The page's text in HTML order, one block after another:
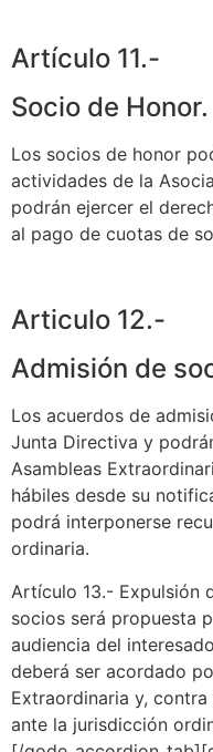
Artículo 11.-
Socio de Honor.
Los socios de honor
actividades de la
podrán ejercer el
al pago de cuotas de
Articulo 12.-
Admisión de
Los acuerdos de
Junta Directiva y
Asambleas
hábiles desde su
podrá interponerse
ordinaria.
Artículo 13.- Expulsión
socios será propuesta
audiencia del
deberá ser acordado
Extraordinaria y,
ante la jurisdicción